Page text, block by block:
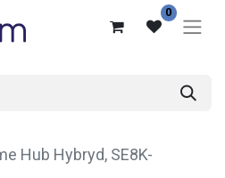
0
Hub Hybryd, SE8K-